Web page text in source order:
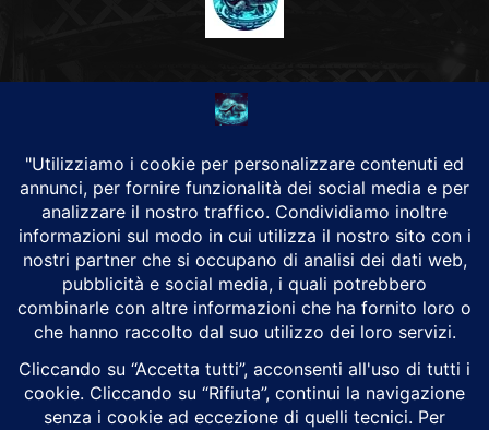
CHI SIAMO
Alground Geopolitica e Cyberwarfare.
Da una idea di Brunilde Trizio
Alground fa parte del Gruppo Trizio
SEGUICI